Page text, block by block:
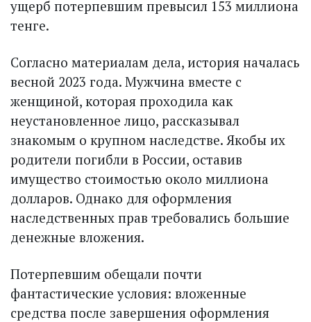
ущерб потерпевшим превысил 153 миллиона
тенге.
Согласно материалам дела, история началась
весной 2023 года. Мужчина вместе с
женщиной, которая проходила как
неустановленное лицо, рассказывал
знакомым о крупном наследстве. Якобы их
родители погибли в России, оставив
имущество стоимостью около миллиона
долларов. Однако для оформления
наследственных прав требовались большие
денежные вложения.
Потерпевшим обещали почти
фантастические условия: вложенные
средства после завершения оформления